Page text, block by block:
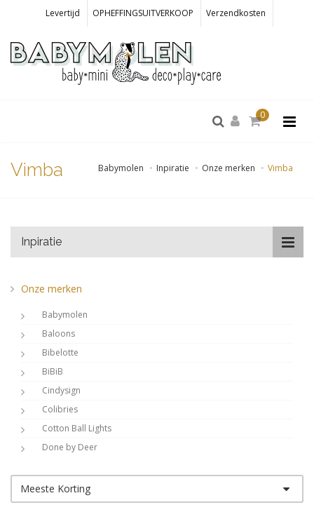
Levertijd OPHEFFINGSUITVERKOOP Verzendkosten
0
Babymolen Inpiratie Onze merken Vimba
Vimba
Inpiratie
Onze merken
Babymolen
Baloons
Bibelotte
BiBiB
Cindysign
Colibries
Cotton Ball Lights
Done by Deer
DwellStudio
Dynamic Comfort
Shop op kleur
Shop op thema
Meeste Korting